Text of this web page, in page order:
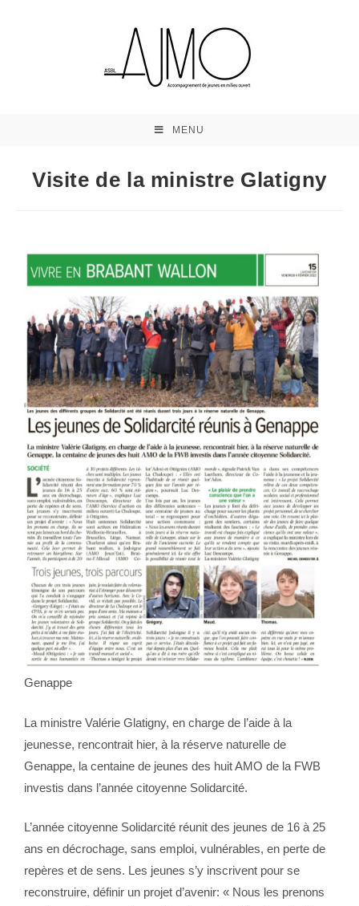
MENU
Visite de la ministre Glatigny
Genappe
La ministre Valérie Glatigny, en charge de l’aide à la
jeunesse, rencontrait hier, à la réserve naturelle de
Genappe, la centaine de jeunes des huit AMO de la FWB
investis dans l’année citoyenne Solidarcité.
L’année citoyenne Solidarcité réunit des jeunes de 16 à 25
ans en décrochage, sans emploi, vulnérables, en perte de
repères et de sens. Les jeunes s’y inscrivent pour se
reconstruire, définir un projet d’avenir: « Nous les prenons